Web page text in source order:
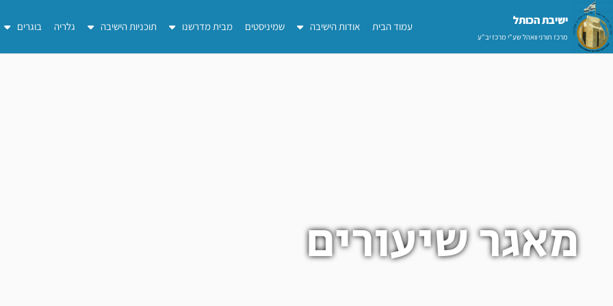
דילוג
לתוכן
ישיבת הכותל​
מרכז תורני וואהל שע"י מרכז יב"ע
עמוד הבית אודות הישיבה שמיניסטים מבית מדרשנו תוכניות הישיבה גלריה בוגרים
מאגר שיעורים